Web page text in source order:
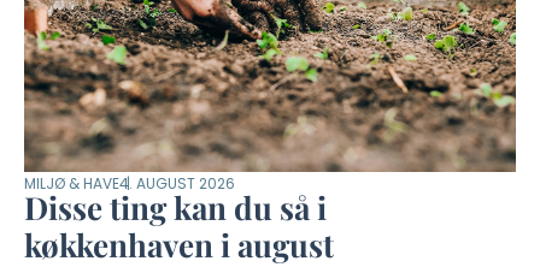
MILJØ & HAVE4. AUGUST 2026
Disse ting kan du så i
køkkenhaven i august